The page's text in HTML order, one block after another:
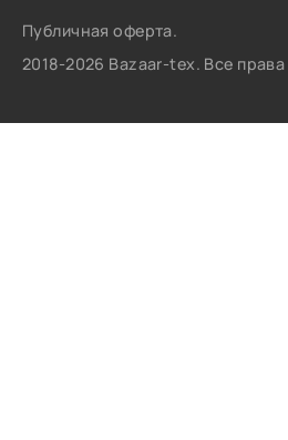
Публичная оферта.
2018-2026 Bazaar-tex. Все